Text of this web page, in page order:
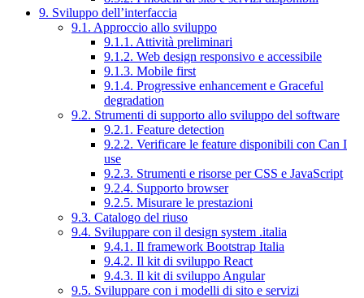
9. Sviluppo dell’interfaccia
9.1. Approccio allo sviluppo
9.1.1. Attività preliminari
9.1.2. Web design responsivo e accessibile
9.1.3. Mobile first
9.1.4. Progressive enhancement e Graceful
degradation
9.2. Strumenti di supporto allo sviluppo del software
9.2.1. Feature detection
9.2.2. Verificare le feature disponibili con Can I
use
9.2.3. Strumenti e risorse per CSS e JavaScript
9.2.4. Supporto browser
9.2.5. Misurare le prestazioni
9.3. Catalogo del riuso
9.4. Sviluppare con il design system .italia
9.4.1. Il framework Bootstrap Italia
9.4.2. Il kit di sviluppo React
9.4.3. Il kit di sviluppo Angular
9.5. Sviluppare con i modelli di sito e servizi